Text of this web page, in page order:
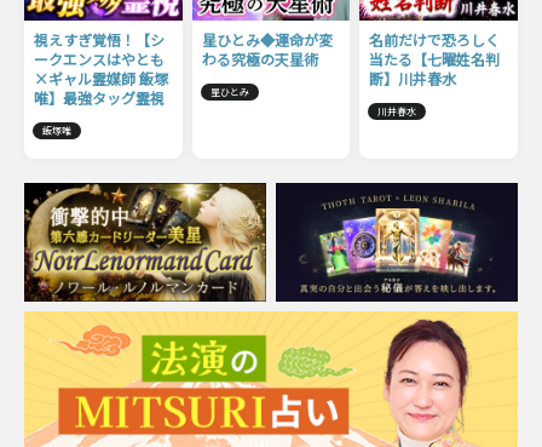
視えすぎ覚悟！【シ
ークエンスはやとも
×ギャル霊媒師 飯塚
唯】最強タッグ霊視
飯塚唯
星ひとみ◆運命が変
わる究極の天星術
星ひとみ
名前だけで恐ろしく
当たる【七曜姓名判
断】川井春水
川井春水